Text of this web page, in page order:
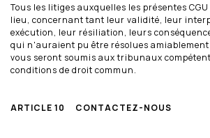
Tous les litiges auxquelles les présentes
lieu, concernant tant leur validité, leur
exécution, leur résiliation, leurs
qui n'auraient pu être résolues amiablement
vous seront soumis aux tribunaux
conditions de droit commun.
ARTICLE 10 CONTACTEZ-NOUS